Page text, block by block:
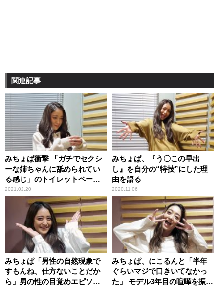
関連記事
みちょぱ衝撃 「ガチでセクシ
ーな姉ちゃんに舐められてい
る感じ」のトイレットペーパ
ーイラストを目にして
2021.02.20
みちょぱ、『う〇この早出
し』を自分の“特技”にした理
由を語る
2020.11.06
みちょぱ「男性の自然現象で
すもんね、仕方ないことだか
ら」男の性の目覚めエピソー
みちょぱ、にこるんと「半年
ぐらいマジで口きいてなかっ
た」 モデル3年目の喧嘩を振り